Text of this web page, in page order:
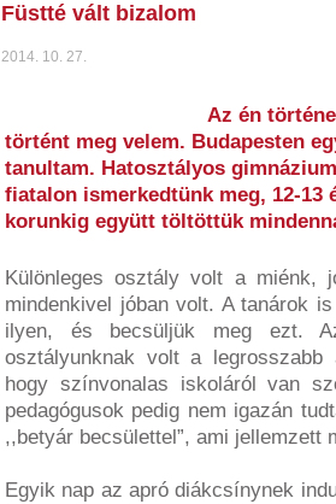
Füstté vált bizalom
2014. 10. 27.
Az én
történt meg velem. Budapesten
tanultam. Hatosztályos
fiatalon ismerkedtünk meg, 12-13
korunkig együtt töltöttük
Különleges osztály volt a miénk,
mindenkivel jóban volt. A tanárok
ilyen, és becsüljük meg ezt.
osztályunknak volt a
hogy színvonalas iskoláról van
pedagógusok pedig nem igazán
,,betyár becsülettel”, ami jellemzett
Egyik nap az apró diákcsínynek